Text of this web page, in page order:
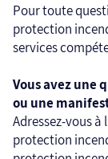
Pour toute
protection
services
Vous avez une
ou une
Adressez-vous à
protection